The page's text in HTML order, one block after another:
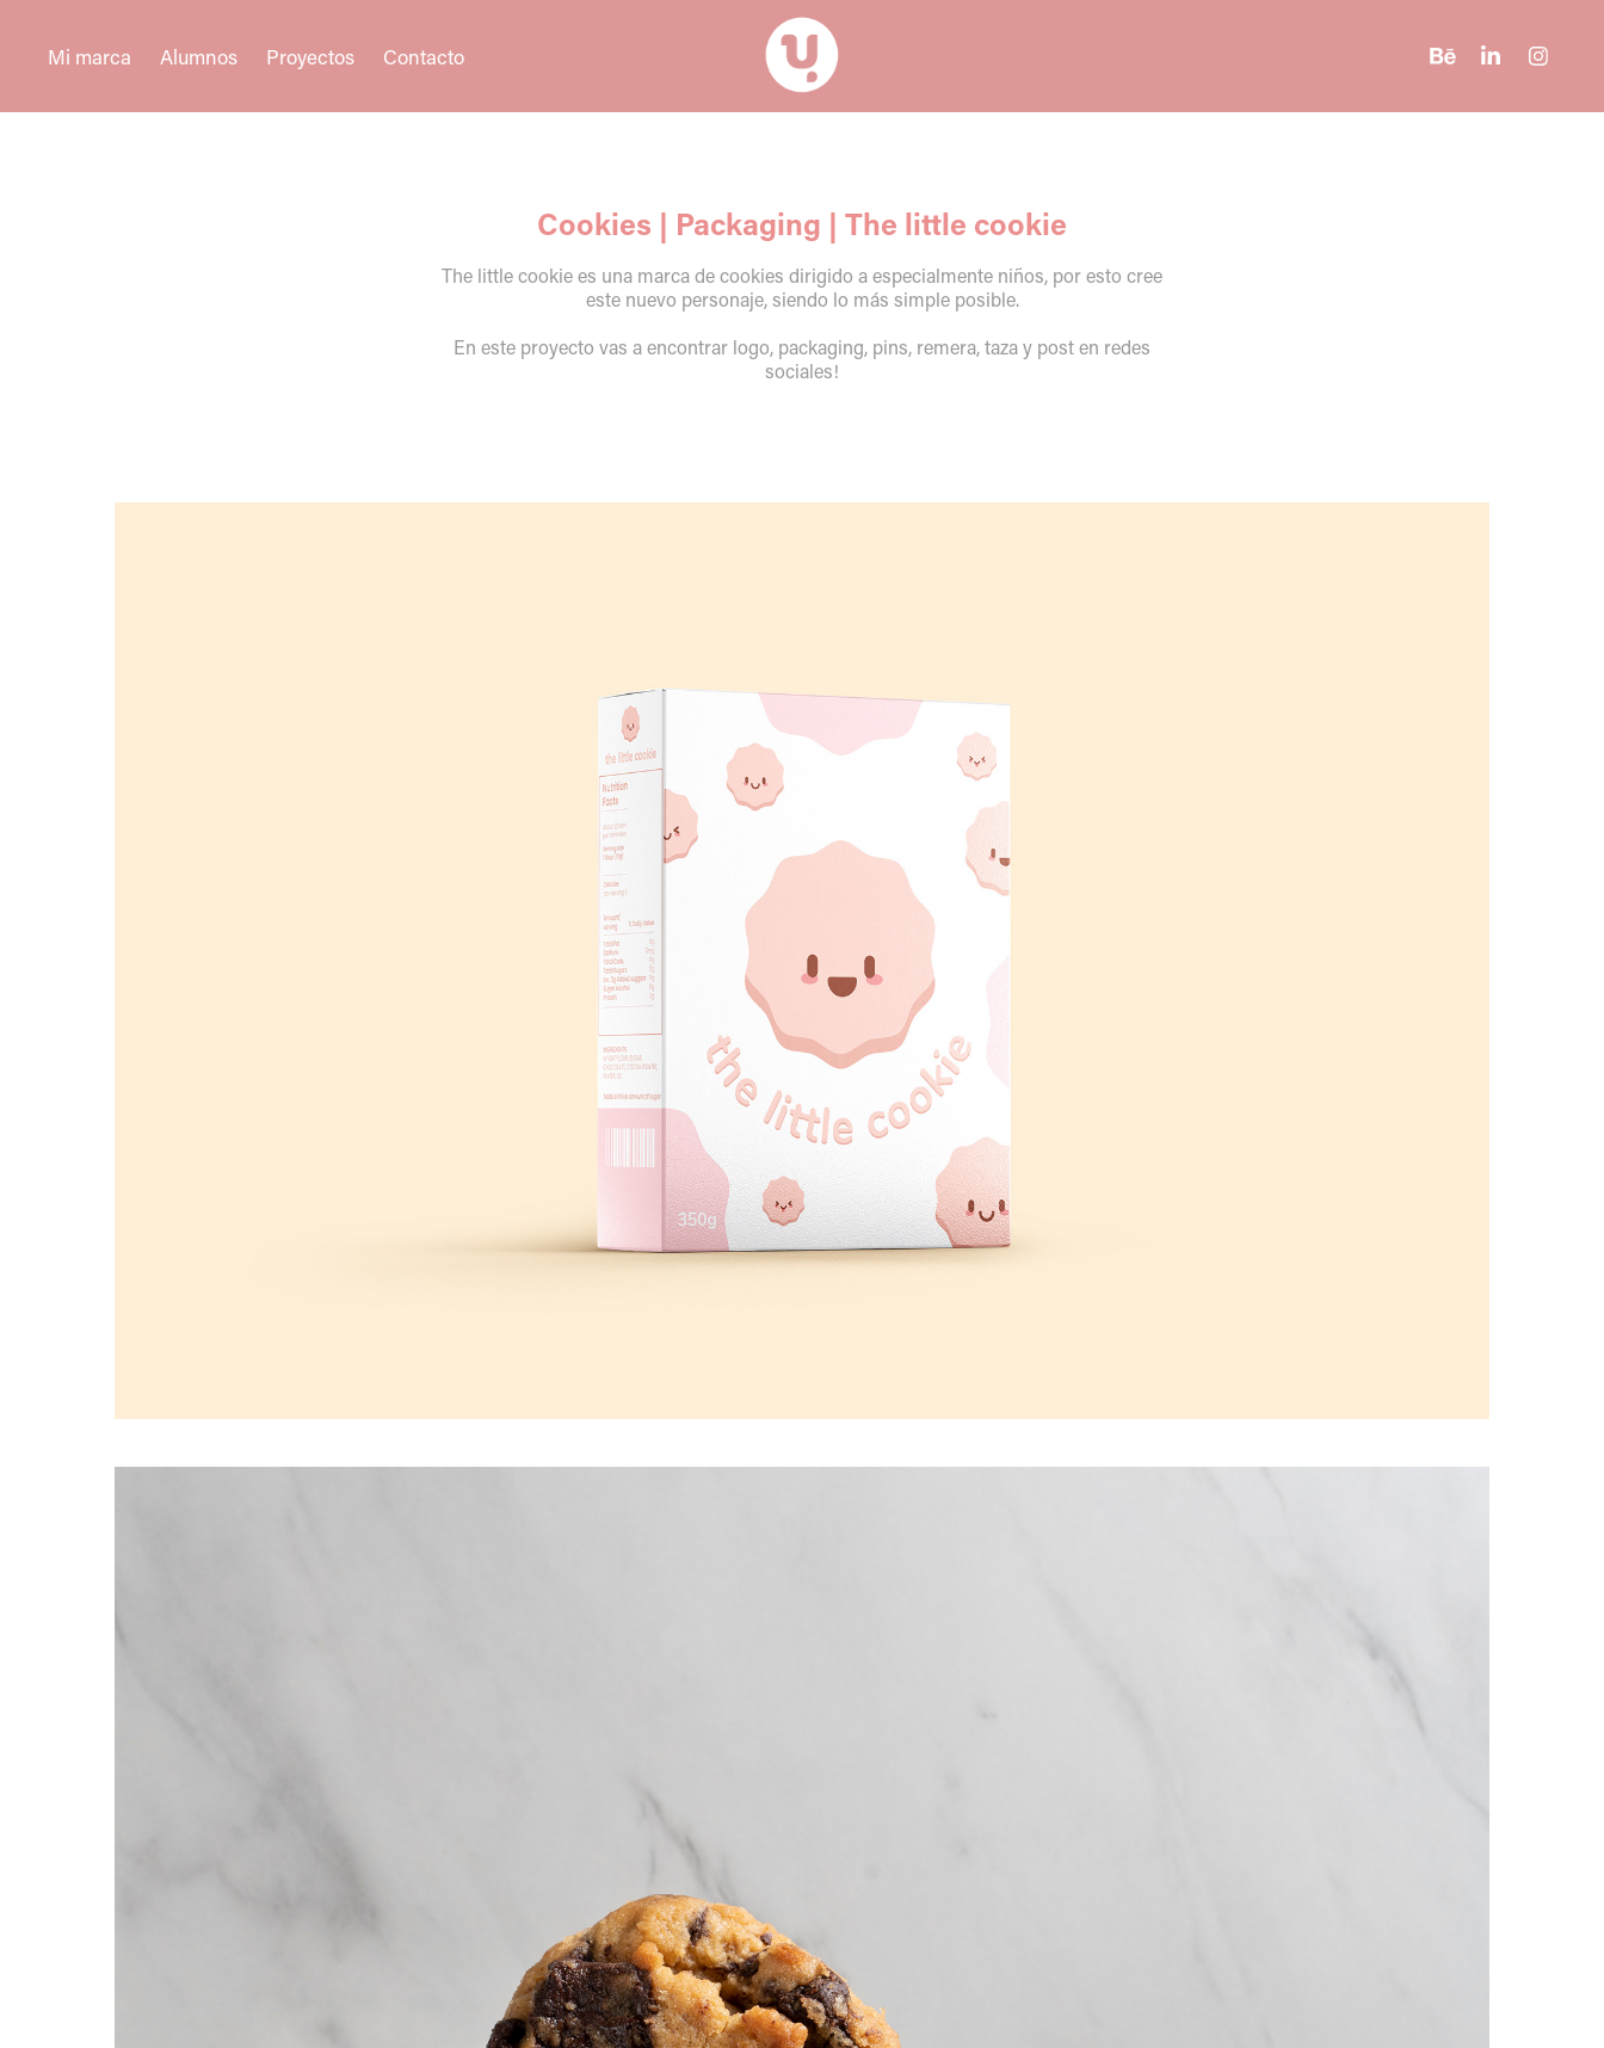
Mi marca Alumnos Proyectos Contacto
Cookies | Packaging | The little cookie
The little cookie es una marca de cookies dirigido a especialmente niños, por esto cree
este nuevo personaje, siendo lo más simple posible.
En este proyecto vas a encontrar logo, packaging, pins, remera, taza y post en redes